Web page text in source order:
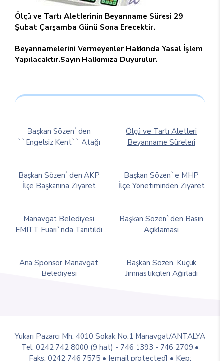
Ölçü ve Tartı Aletlerinin Beyanname Süresi 29
Şubat Çarşamba Günü Sona Erecektir.
Beyannamelerini Vermeyenler Hakkında Yasal İşlem
Yapılacaktır.Sayın Halkımıza Duyurulur.
Başkan Sözen`den
``Engelsiz Kent`` Atağı
Ölçü ve Tartı Aletleri
Beyanname Süreleri
Başkan Sözen`den AKP
İlçe Başkanına Ziyaret
Başkan Sözen`e MHP
İlçe Yönetiminden Ziyaret
Manavgat Belediyesi
EMITT Fuarı`nda Tanıtıldı
Başkan Sözen`den Basın
Açıklaması
Ana Sponsor Manavgat
Belediyesi
Başkan Sözen, Küçük
Jimnastikçileri Ağırladı
Yukarı Pazarcı Mh. 4010 Sokak No:1 Manavgat/ANTALYA
Tel: 0242 742 8000 (9 hat) - 746 1393 - 746 2709 •
Faks: 0242 746 7575 • [email protected] • Kep: